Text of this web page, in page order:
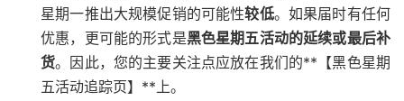
星期一推出大规模促销的可能性较低。如果届时有任何
优惠，更可能的形式是黑色星期五活动的延续或最后补
货。因此，您的主要关注点应放在我们的**【黑色星期
五活动追踪页】**上。